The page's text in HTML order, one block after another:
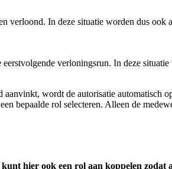
verloond. In deze situatie worden dus
verloningsrun. In deze
wordt de autorisatie automatisch
bepaalde rol selecteren. Alleen de
hier ook een rol aan koppelen zodat